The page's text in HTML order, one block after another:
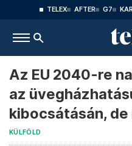
TELEX AFTER G7
Az EU 2040-re
az
kibocsátásán,
KÜLFÖLD